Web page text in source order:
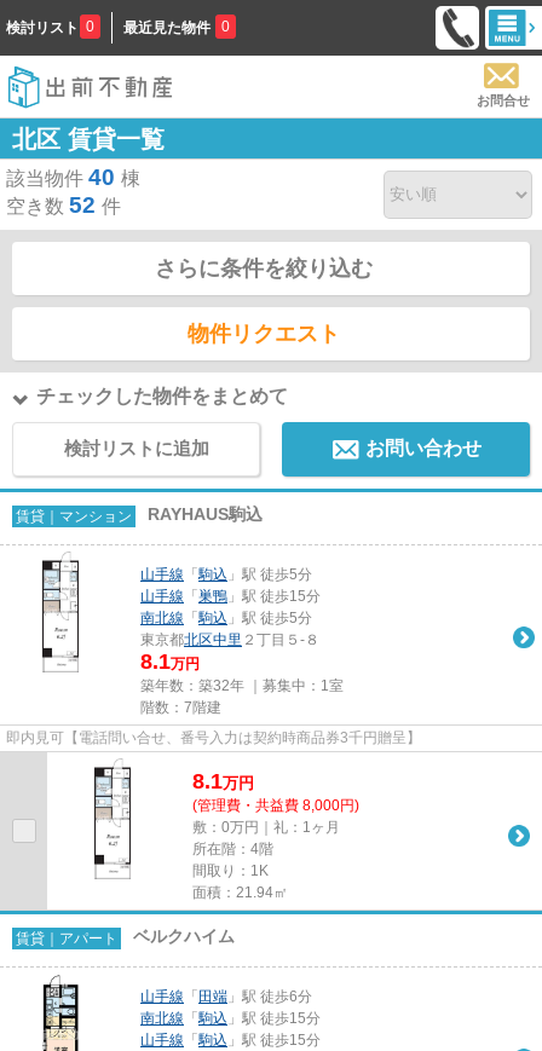
検討リスト 0 最近見た物件 0
お問合せ
北区 賃貸一覧
該当物件 40 棟
空き数 52 件
さらに条件を絞り込む
物件リクエスト
チェックした物件をまとめて
検討リストに追加 お問い合わせ
賃貸｜マンション RAYHAUS駒込
山手線 「駒込 」駅 徒歩5分
山手線 「 巣鴨 」駅 徒歩15分
南北線 「駒込 」駅 徒歩5分
東京都北区中里 ２丁目５-８
8.1万円
築年数：築32年 ｜募集中： 1室
階数：7階建
即内見可【電話問い合せ、番号入力は契約時商品券3千円贈呈】
8.1万円
(管理費・共益費 8,000円)
敷：0万円｜礼：1ヶ月
所在階：4階
間取り：1K
面積：21.94㎡
賃貸｜アパート ベルクハイム
山手線 「 田端 」駅 徒歩6分
南北線 「駒込 」駅 徒歩15分
山手線 「駒込 」駅 徒歩15分